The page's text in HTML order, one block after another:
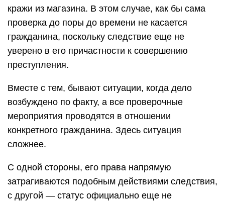
кражи из магазина. В этом случае, как бы сама
проверка до поры до времени не касается
гражданина, поскольку следствие еще не
уверено в его причастности к совершению
преступления.
Вместе с тем, бывают ситуации, когда дело
возбуждено по факту, а все проверочные
мероприятия проводятся в отношении
конкретного гражданина. Здесь ситуация
сложнее.
С одной стороны, его права напрямую
затрагиваются подобным действиями следствия,
с другой — статус официально еще не